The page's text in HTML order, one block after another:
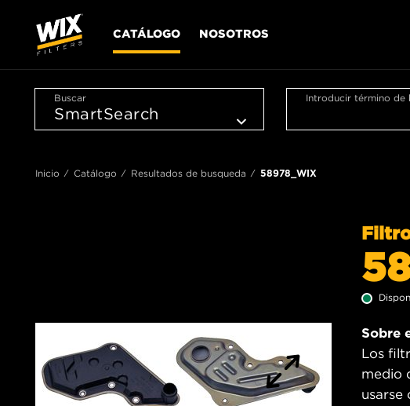
CATÁLOGO NOSOTROS
Buscar Introducir término de
Inicio Catálogo Resultados de busqueda 58978_WIX
Sobre
Los
medio
usarse